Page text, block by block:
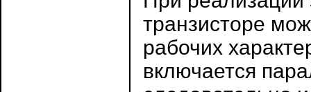
транзисторе
рабочих
включается